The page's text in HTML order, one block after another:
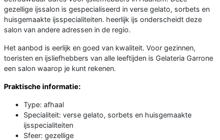
gezellige ijssalon is gespecialiseerd in verse gelato, sorbets en
huisgemaakte ijsspecialiteiten. heerlijk ijs onderscheidt deze
salon van andere adressen in de regio.
Het aanbod is eerlijk en goed van kwaliteit. Voor gezinnen,
toeristen en ijsliefhebbers van alle leeftijden is Gelateria Garrone
een salon waarop je kunt rekenen.
Praktische informatie:
Type: afhaal
Specialiteit: verse gelato, sorbets en huisgemaakte
ijsspecialiteiten
Sfeer: gezellige